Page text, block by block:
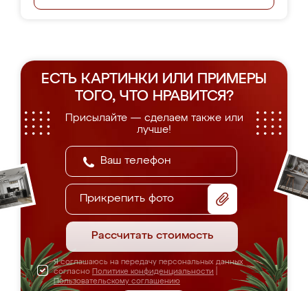
ЕСТЬ КАРТИНКИ ИЛИ ПРИМЕРЫ
ТОГО, ЧТО НРАВИТСЯ?
Присылайте — сделаем также или
лучше!
Прикрепить фото
Рассчитать стоимость
Я соглашаюсь на передачу персональных данных
согласно Политике конфиденциальности
Пользовательскому соглашению